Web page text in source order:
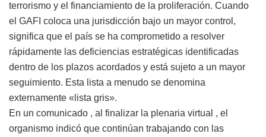
terrorismo y el financiamiento de la proliferación. Cuando
el GAFI coloca una jurisdicción bajo un mayor control,
significa que el país se ha comprometido a resolver
rápidamente las deficiencias estratégicas identificadas
dentro de los plazos acordados y está sujeto a un mayor
seguimiento. Esta lista a menudo se denomina
externamente «lista gris».
En un comunicado , al finalizar la plenaria virtual , el
organismo indicó que continúan trabajando con las